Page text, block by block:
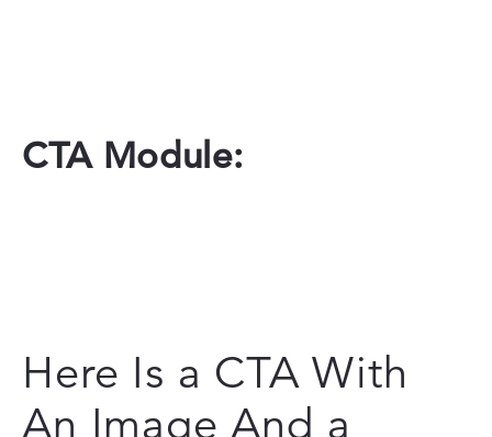
CTA Module:
Here Is a CTA With
An Image And a